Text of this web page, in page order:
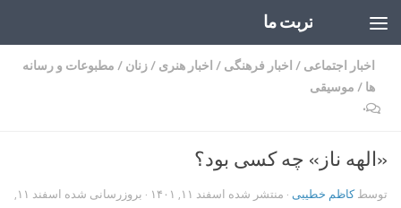
تربت ما
اخبار اجتماعی / اخبار فرهنگی / اخبار هنری /زنان / مطبوعات و رسانه
ها / موسیقی
۰
«الهه ناز» چه کسی بود؟
توسطکاظم خطیبی · منتشر شده اسفند ۱۱, ۱۴۰۱ · بروزرسانی شده
اسفند ۱۱,